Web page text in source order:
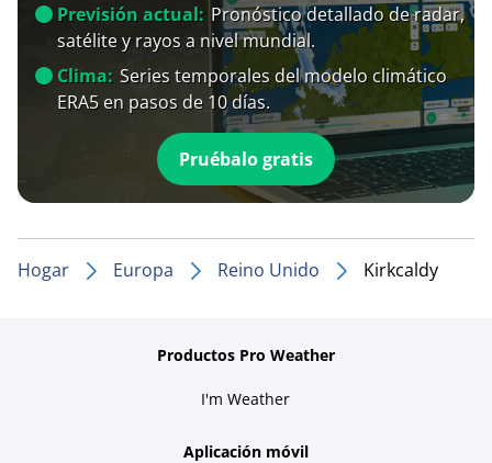
Previsión actual: Pronóstico detallado de radar,
satélite y rayos a nivel mundial.
Clima: Series temporales del modelo climático
ERA5 en pasos de 10 días.
Pruébalo gratis
Hogar Europa Reino Unido Kirkcaldy
Productos Pro Weather
I'm Weather
Aplicación móvil